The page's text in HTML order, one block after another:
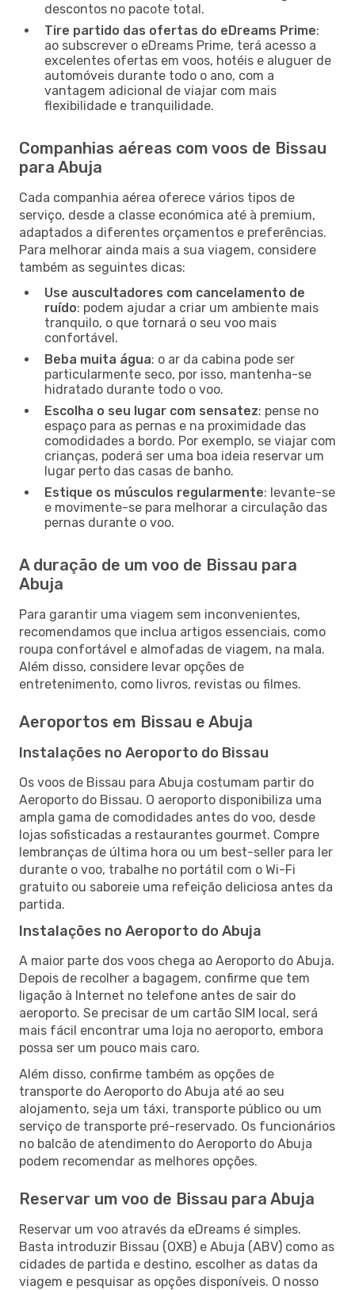
descontos no pacote total.
Tire partido das ofertas do eDreams Prime:
ao subscrever o eDreams Prime, terá acesso a
excelentes ofertas em voos, hotéis e aluguer de
automóveis durante todo o ano, com a
vantagem adicional de viajar com mais
flexibilidade e tranquilidade.
Companhias aéreas com voos de Bissau
para Abuja
Cada companhia aérea oferece vários tipos de
serviço, desde a classe económica até à premium,
adaptados a diferentes orçamentos e preferências.
Para melhorar ainda mais a sua viagem, considere
também as seguintes dicas:
Use auscultadores com cancelamento de
ruído: podem ajudar a criar um ambiente mais
tranquilo, o que tornará o seu voo mais
confortável.
Beba muita água: o ar da cabina pode ser
particularmente seco, por isso, mantenha-se
hidratado durante todo o voo.
Escolha o seu lugar com sensatez: pense no
espaço para as pernas e na proximidade das
comodidades a bordo. Por exemplo, se viajar com
crianças, poderá ser uma boa ideia reservar um
lugar perto das casas de banho.
Estique os músculos regularmente: levante-se
e movimente-se para melhorar a circulação das
pernas durante o voo.
A duração de um voo de Bissau para
Abuja
Para garantir uma viagem sem inconvenientes,
recomendamos que inclua artigos essenciais, como
roupa confortável e almofadas de viagem, na mala.
Além disso, considere levar opções de
entretenimento, como livros, revistas ou filmes.
Aeroportos em Bissau e Abuja
Instalações no Aeroporto do Bissau
Os voos de Bissau para Abuja costumam partir do
Aeroporto do Bissau. O aeroporto disponibiliza uma
ampla gama de comodidades antes do voo, desde
lojas sofisticadas a restaurantes gourmet. Compre
lembranças de última hora ou um best-seller para ler
durante o voo, trabalhe no portátil com o Wi-Fi
gratuito ou saboreie uma refeição deliciosa antes da
partida.
Instalações no Aeroporto do Abuja
A maior parte dos voos chega ao Aeroporto do Abuja.
Depois de recolher a bagagem, confirme que tem
ligação à Internet no telefone antes de sair do
aeroporto. Se precisar de um cartão SIM local, será
mais fácil encontrar uma loja no aeroporto, embora
possa ser um pouco mais caro.
Além disso, confirme também as opções de
transporte do Aeroporto do Abuja até ao seu
alojamento, seja um táxi, transporte público ou um
serviço de transporte pré-reservado. Os funcionários
no balcão de atendimento do Aeroporto do Abuja
podem recomendar as melhores opções.
Reservar um voo de Bissau para Abuja
Reservar um voo através da eDreams é simples.
Basta introduzir Bissau (OXB) e Abuja (ABV) como as
cidades de partida e destino, escolher as datas da
viagem e pesquisar as opções disponíveis. O nosso